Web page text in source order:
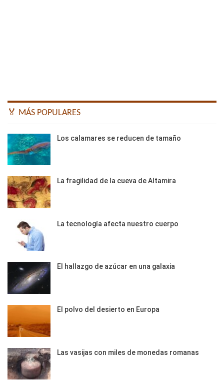
🏅 MÁS POPULARES
Los calamares se reducen de tamaño
La fragilidad de la cueva de Altamira
La tecnología afecta nuestro cuerpo
El hallazgo de azúcar en una galaxia
El polvo del desierto en Europa
Las vasijas con miles de monedas romanas